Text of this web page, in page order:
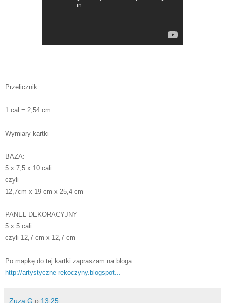
Przelicznik:
1 cal = 2,54 cm
Wymiary kartki
BAZA:
5 x 7,5 x 10 cali
czyli
12,7cm x 19 cm x 25,4 cm
PANEL DEKORACYJNY
5 x 5 cali
czyli 12,7 cm x 12,7 cm
Po mapkę do tej kartki zapraszam na bloga
http://artystyczne-rekoczyny.blogspot...
Zuza G o 13:25